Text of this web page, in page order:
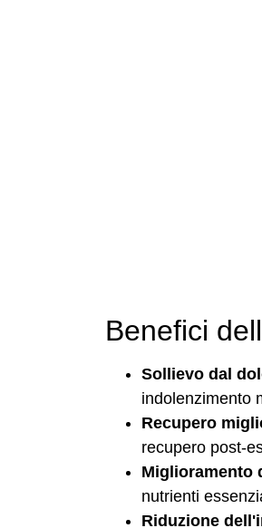
Benefici
Sollievo dal
indolenzimento
Recupero
recupero post-
Miglioramento
nutrienti
Riduzione